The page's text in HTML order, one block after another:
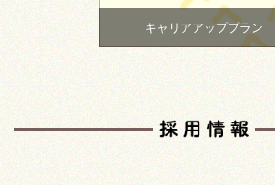
キャリアアッププラン